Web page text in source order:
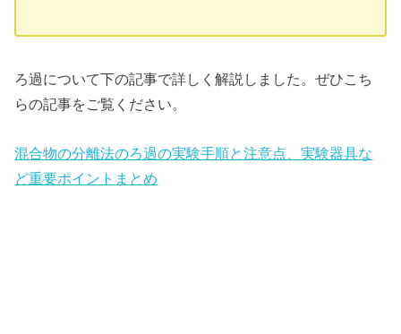
ろ過について下の記事で詳しく解説しました。ぜひこち
らの記事をご覧ください。
混合物の分離法のろ過の実験手順と注意点、実験器具な
ど重要ポイントまとめ